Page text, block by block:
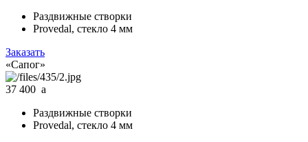
Раздвижные створки
Provedal, стекло 4 мм
Заказать
«Сапог»
37 400 a
Раздвижные створки
Provedal, стекло 4 мм